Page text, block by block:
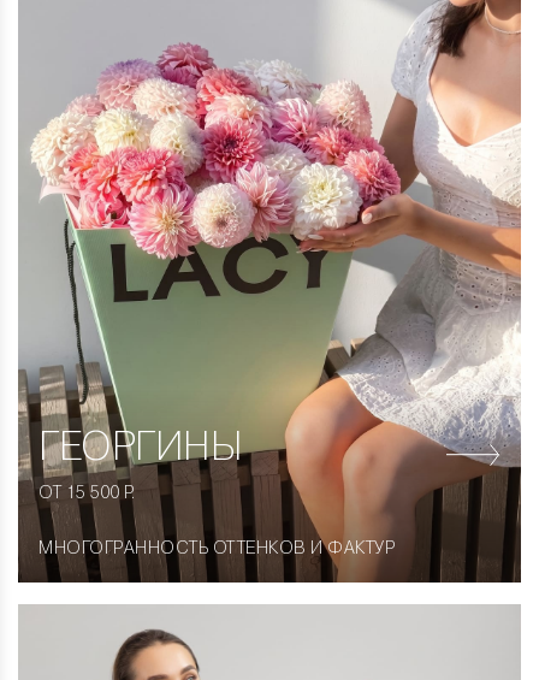
ГЕОРГИНЫ
ОТ 15 500 Р.
МНОГОГРАННОСТЬ ОТТЕНКОВ И ФАКТУР